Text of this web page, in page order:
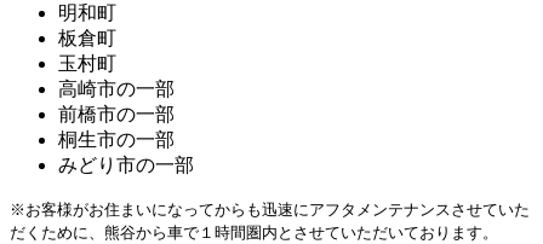
明和町
板倉町
玉村町
高崎市の一部
前橋市の一部
桐生市の一部
みどり市の一部
※お客様がお住まいになってからも迅速にアフタメンテナンスさせていた
だくために、熊谷から車で１時間圏内とさせていただいております。